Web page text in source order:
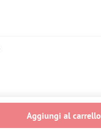
Aggiungi al carrello